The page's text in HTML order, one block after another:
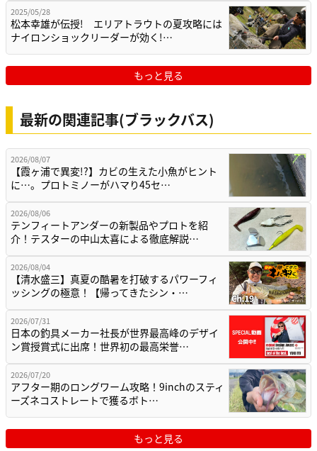
2025/05/28
松本幸雄が伝授! エリアトラウトの夏攻略には
ナイロンショックリーダーが効く!…
もっと見る
最新の関連記事(ブラックバス)
2026/08/07
【霞ヶ浦で異変!?】カビの生えた小魚がヒント
に…。プロトミノーがハマり45セ…
2026/08/06
テンフィートアンダーの新製品やプロトを紹
介！テスターの中山太喜による徹底解説…
2026/08/04
【清水盛三】真夏の酷暑を打破するパワーフィ
ッシングの極意！【帰ってきたシン・…
2026/07/31
日本の釣具メーカー社長が世界最高峰のデザイ
ン賞授賞式に出席！世界初の最高栄誉…
2026/07/20
アフター期のロングワーム攻略！9inchのスティ
ーズネコストレートで獲るボト…
もっと見る